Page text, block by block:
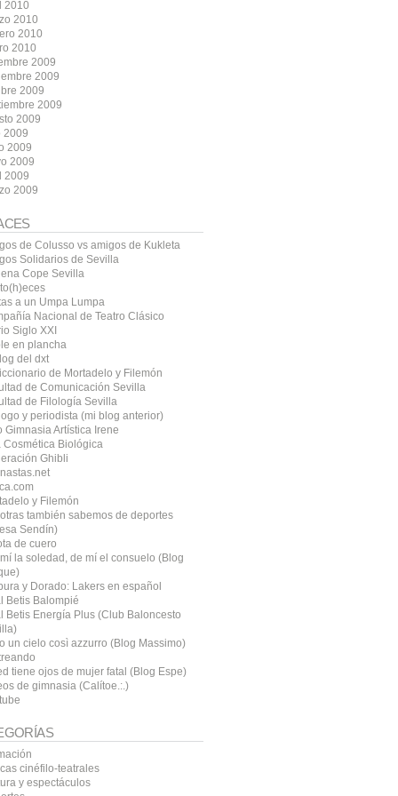
2010
2010
2010
2010
2009
2009
2009
2009
2009
2009
2009
2009
2009
2009
de Colusso vs amigos de Kukleta
Solidarios de Sevilla
Cope Sevilla
a un Umpa Lumpa
Nacional de Teatro Clásico
Siglo XXI
en plancha
del dxt
de Mortadelo y Filemón
de Comunicación Sevilla
de Filología Sevilla
y periodista (mi blog anterior)
Gimnasia Artística Irene
Cosmética Biológica
Ghibli
y Filemón
también sabemos de deportes
Sendín)
de cuero
la soledad, de mí el consuelo (Blog
y Dorado: Lakers en español
Betis Balompié
Betis Energía Plus (Club Baloncesto
un cielo così azzurro (Blog Massimo)
tiene ojos de mujer fatal (Blog Espe)
de gimnasia (Calítoe.:.)
cinéfilo-teatrales
y espectáculos